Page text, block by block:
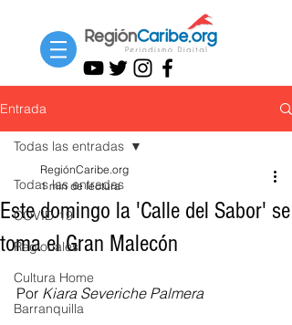
Entrada
Todas las entradas
COVID-19
Regionales
Cultura Home
Barranquilla
Todas las entradas
Este domingo la 'Calle del Sabor' se
toma el Gran Malecón
RegiónCaribe.org
1 min de lectura
Por Kiara Severiche Palmera